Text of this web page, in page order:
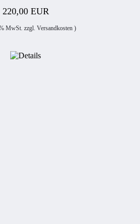
220,00 EUR
MwSt. zzgl. Versandkosten)